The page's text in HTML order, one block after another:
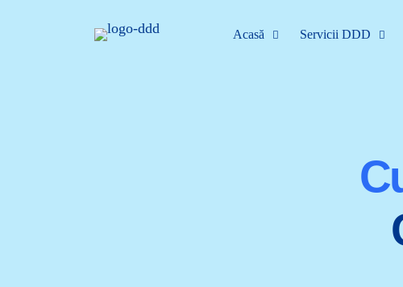
Acasă Servicii DDD